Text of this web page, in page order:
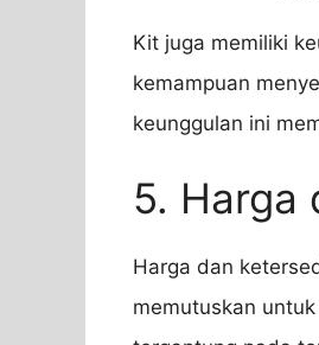
Kit juga memiliki
kemampuan
keunggulan ini
5. Harga
Harga dan
memutuskan